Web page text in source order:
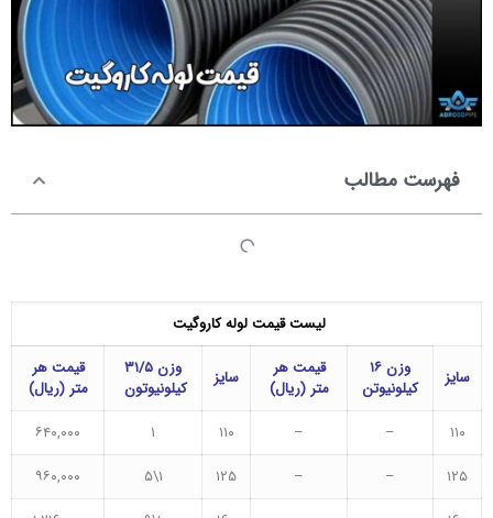
فهرست مطالب
لیست قیمت لوله کاروگیت
سایز
وزن ۱۶
کیلونیوتن
قیمت هر
متر (ریال)
سایز
وزن ۳۱/۵
کیلونیوتون
قیمت هر
متر (ریال)
۱۱۰
–
– ۱۱۰ ۱
۶۴۰,۰۰۰
۱۲۵
–
– ۱۲۵ ۱\۵
۹۶۰,۰۰۰